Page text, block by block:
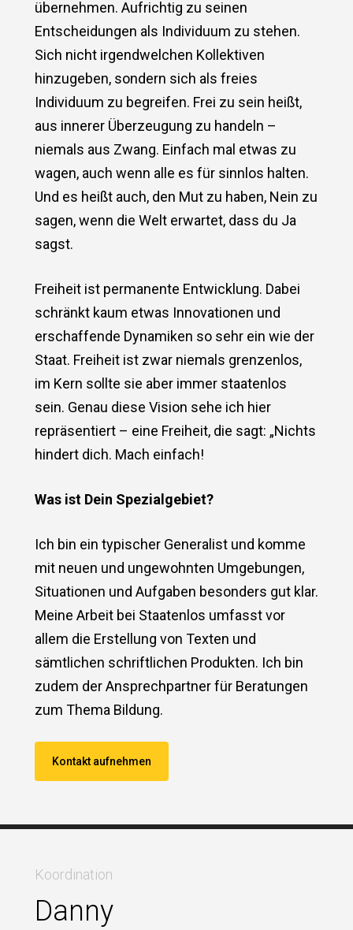
übernehmen. Aufrichtig zu seinen
Entscheidungen als Individuum zu stehen.
Sich nicht irgendwelchen Kollektiven
hinzugeben, sondern sich als freies
Individuum zu begreifen. Frei zu sein heißt,
aus innerer Überzeugung zu handeln –
niemals aus Zwang. Einfach mal etwas zu
wagen, auch wenn alle es für sinnlos halten.
Und es heißt auch, den Mut zu haben, Nein zu
sagen, wenn die Welt erwartet, dass du Ja
sagst.
Freiheit ist permanente Entwicklung. Dabei
schränkt kaum etwas Innovationen und
erschaffende Dynamiken so sehr ein wie der
Staat. Freiheit ist zwar niemals grenzenlos,
im Kern sollte sie aber immer staatenlos
sein. Genau diese Vision sehe ich hier
repräsentiert – eine Freiheit, die sagt: „Nichts
hindert dich. Mach einfach!
Was ist Dein Spezialgebiet?
Ich bin ein typischer Generalist und komme
mit neuen und ungewohnten Umgebungen,
Situationen und Aufgaben besonders gut klar.
Meine Arbeit bei Staatenlos umfasst vor
allem die Erstellung von Texten und
sämtlichen schriftlichen Produkten. Ich bin
zudem der Ansprechpartner für Beratungen
zum Thema Bildung.
Kontakt aufnehmen
Koordination
Danny